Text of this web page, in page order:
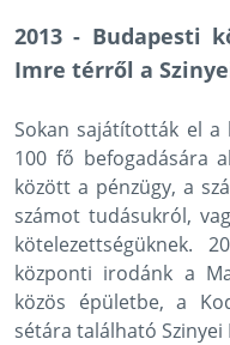
2013 - Budapesti
Imre térről a
Sokan sajátították el a
100 fő befogadására
között a pénzügy, a
számot tudásukról,
kötelezettségüknek.
központi irodánk a
közös épületbe, a
sétára található